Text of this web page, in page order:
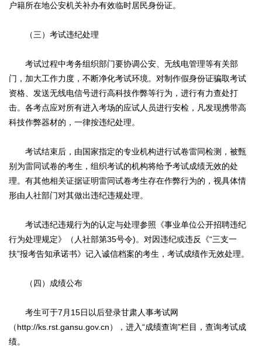
户籍所在地公安机关补办有效临时居民身份证。
（三）考试违纪处理
考试过程中考务组织部门要协调公安、无线电管理等有关部
门，加大工作力度，不断净化考试环境。对制作假身份证骗取考试
资格、发送无线电信号进行高科技作弊等行为，进行有力查处打
击。各考点应对所有进入考场的应试人员进行安检，凡发现携带高
科技作弊器材的，一律按违纪处理。
考试结束后，由国家指定的专业机构进行试卷雷同检测，被甄
别为雷同试卷的考生，组织考试的机构将给予考试成绩无效的处
理。有其他相关证据证明雷同试卷考生存在作弊行为的，视具体情
形由人社部门对其做出违纪违规处理。
考试违纪违规行为的认定与处理参照《事业单位公开招聘违纪
行为处理规定》（人社部第35号令)。对因违纪或违反《“三支一
扶”报考告知承诺书》记入诚信档案的考生，考试成绩作无效处理。
（四）成绩公布
考生可于7月15日以后登录甘肃人事考试网
（http://ks.rst.gansu.gov.cn），进入“成绩查询”栏目，查询考试成
绩。